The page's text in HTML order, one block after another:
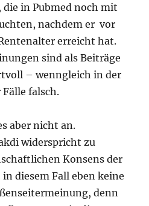
in Pubmed noch mit
nachdem er vor
erreicht hat.
sind als Beiträge
– wenngleich in der
falsch.
aber nicht an.
widerspricht zu
Konsens der
diesem Fall eben keine
denn